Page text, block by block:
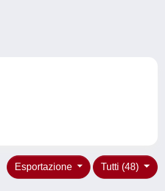
Tutti (48)
Esportazione